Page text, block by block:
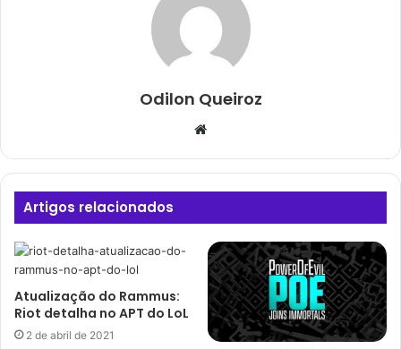
Odilon Queiroz
Website
Artigos relacionados
Atualização do Rammus:
Riot detalha no APT do LoL
2 de abril de 2021